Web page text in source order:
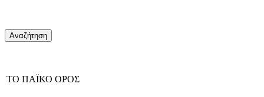
ΤΟ ΠΑΪΚΟ ΟΡΟΣ